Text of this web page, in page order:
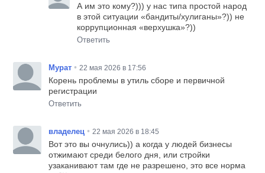
А им это кому?))) у нас типа простой народ
в этой ситуации «бандиты/хулиганы»?)) не
коррупционная «верхушка»?))
Ответить
Мурат • 22 мая 2026 в 17:56
Корень проблемы в утиль сборе и первичной
регистрации
Ответить
владелец • 22 мая 2026 в 18:45
Вот это вы очнулись)) а когда у людей бизнесы
отжимают среди белого дня, или стройки
узаканивают там где не разрешено, это все норма